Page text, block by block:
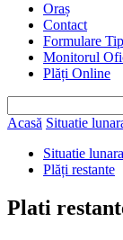
Oraș
Contact
Formulare Tip
Monitorul
Plăți Online
Acasă Situatie
Situatie lunara
Plăți restante
Plati